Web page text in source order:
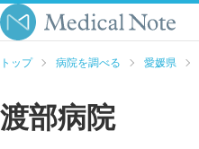
トップ 病院を調べる 愛媛県
渡部病院